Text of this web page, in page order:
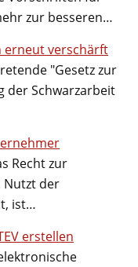
zur besseren…
erneut verschärft
"Gesetz zur
der Schwarzarbeit
Recht zur
Nutzt der
ist…
erstellen